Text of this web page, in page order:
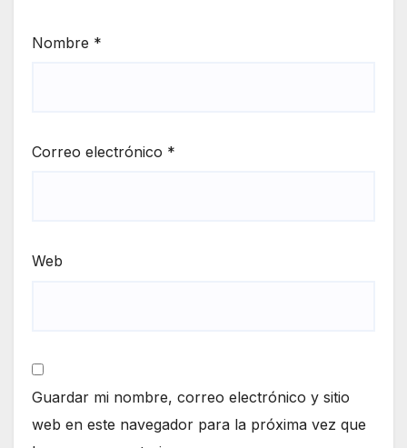
Nombre *
Correo electrónico *
Web
Guardar mi nombre, correo electrónico y sitio
web en este navegador para la próxima vez que